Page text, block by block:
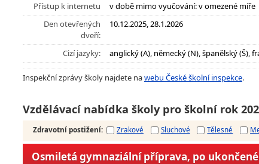
Přístup k internetu
v době mimo vyučování: v omezené míře
Den otevřených
dveří:
10.12.2025, 28.1.2026
Cizí jazyky: anglický (A), německý (N), španělský (Š),
Inspekční zprávy školy najdete nawebu České školní inspekce.
Vzdělávací nabídka školy pro školní rok
Zdravotní postižení: Zrakové Sluchové Tělesné
Osmiletá gymnaziální příprava, po